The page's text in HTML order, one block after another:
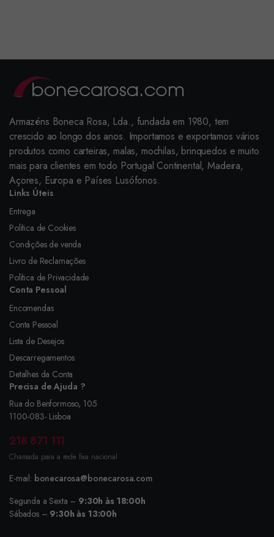
Armazéns Boneca Rosa, Lda., fundada em 1980, tem
crescido ao longo dos anos. Importamos e exportamos vários
produtos como carteiras, malas, mochilas, brinquedos e muito
mais para clientes em todo Portugal Continental, Madeira,
Açores, Europa e Países Lusófonos.
Links Úteis
Entrega
Política de Cookies
Condições de venda
Livro de Reclamações
Política de Privacidade
Conta Pessoal
Encomendas
Conta Pessoal
Lista de Desejos
Descarregamentos
Detalhes da Conta
Precisa de Ajuda ?
Rua do Benformoso, 105
1100-083- Lisboa
218 871 111
Chamada para a rede fixa nacional
E-mail: bonecarosa@bonecarosa.com
Segunda a Sexta – 9:30h às 18:00h
Sábados – 9:30h às 13:00h